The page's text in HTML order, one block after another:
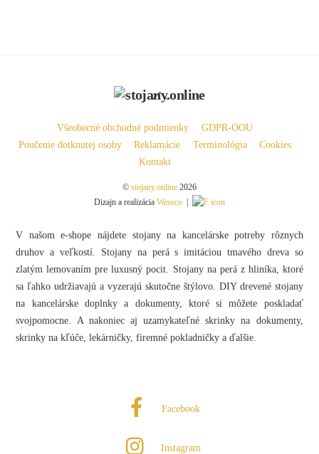
Back
Top
Všeobecné obchodné podmienky
GDPR-OOU
Poučenie dotknutej osoby
Reklamácie Terminológia
Cookies
Kontakt
© stojany.online 2026
Dizajn a realizácia Weseco
V našom e-shope nájdete stojany na kancelárske potreby rôznych
druhov a veľkostí. Stojany na perá s imitáciou tmavého dreva so
zlatým lemovaním pre luxusný pocit. Stojany na perá z hliníka, ktoré
sa ľahko udržiavajú a vyzerajú skutočne štýlovo. DIY drevené stojany
na kancelárske doplnky a dokumenty, ktoré si môžete poskladať
svojpomocne. A nakoniec aj uzamykateľné skrinky na dokumenty,
skrinky na kľúče, lekárničky, firemné pokladničky a ďalšie.
Facebook
Instagram